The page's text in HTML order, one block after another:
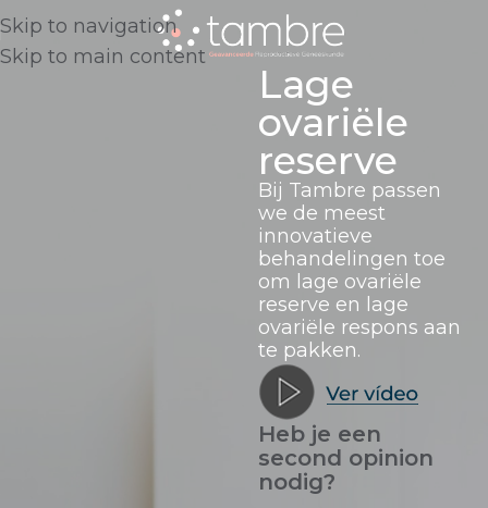
Skip to navigation
Skip to main content
Lage
ovariële
reserve
Bij Tambre passen
we de meest
innovatieve
behandelingen toe
om lage ovariële
reserve en lage
ovariële respons aan
te pakken.
Heb je een
second opinion
nodig?